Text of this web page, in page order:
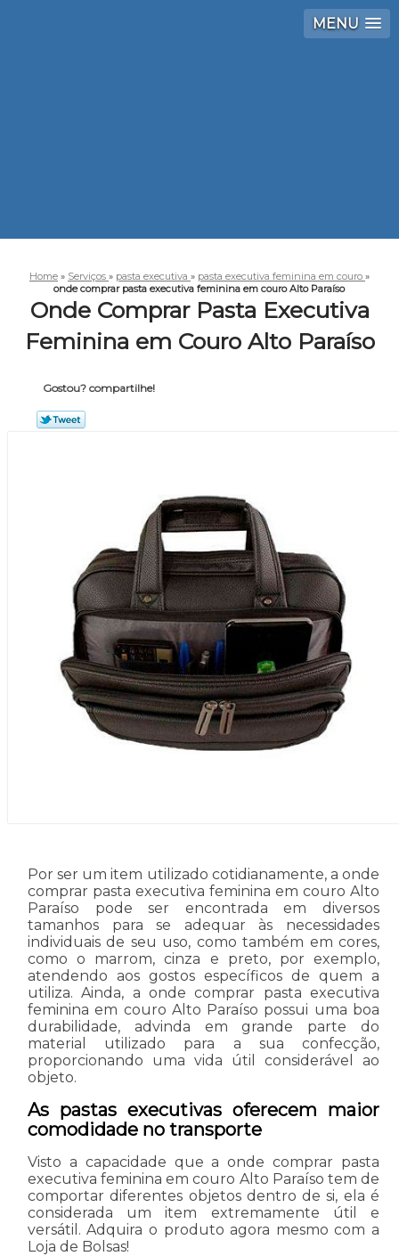
MENU
Home » Serviços » pasta executiva » pasta executiva feminina em couro »
onde comprar pasta executiva feminina em couro Alto Paraíso
Onde Comprar Pasta Executiva
Feminina em Couro Alto Paraíso
Gostou? compartilhe!
Por ser um item utilizado cotidianamente, a onde
comprar pasta executiva feminina em couro Alto
Paraíso pode ser encontrada em diversos
tamanhos para se adequar às necessidades
individuais de seu uso, como também em cores,
como o marrom, cinza e preto, por exemplo,
atendendo aos gostos específicos de quem a
utiliza. Ainda, a onde comprar pasta executiva
feminina em couro Alto Paraíso possui uma boa
durabilidade, advinda em grande parte do
material utilizado para a sua confecção,
proporcionando uma vida útil considerável ao
objeto.
As pastas executivas oferecem maior
comodidade no transporte
Visto a capacidade que a onde comprar pasta
executiva feminina em couro Alto Paraíso tem de
comportar diferentes objetos dentro de si, ela é
considerada um item extremamente útil e
versátil. Adquira o produto agora mesmo com a
Loja de Bolsas!